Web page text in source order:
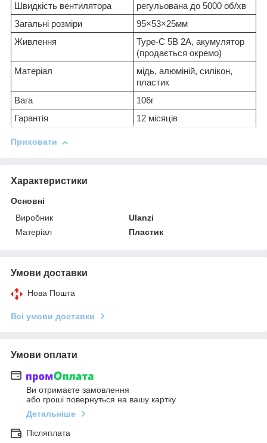
Швидкість вентилятора
регульована до 5000 об/хв
Загальні розміри
95×53×25мм
Живлення
Type-C 5В 2А, акумулятор
(продається окремо)
Матеріал
мідь, алюміній, силікон,
пластик
Вага
106г
Гарантія
12 місяців
Приховати
Характеристики
Основні
Виробник
Ulanzi
Матеріал
Пластик
Умови доставки
Нова Пошта
Всі умови доставки
Умови оплати
Ви отримаєте замовлення
або гроші повернуться на вашу картку
Детальніше
Післяплата